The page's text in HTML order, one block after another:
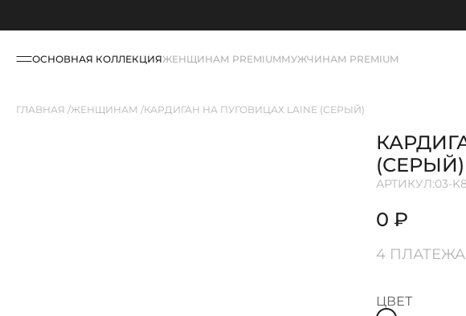
ОСНОВНАЯ КОЛЛЕКЦИЯЖЕНЩИНАМ PREMIUMМУЖЧИНАМ PREMIUM
ГЛАВНАЯ ЖЕНЩИНАМ КАРДИГАН НА ПУГОВИЦАХ LAINE (СЕРЫЙ)
(СЕРЫЙ)
АРТИКУЛ:03-
0 ₽
4
ЦВЕТ